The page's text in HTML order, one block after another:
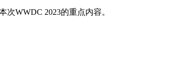
WWDC 2023的重点内容。